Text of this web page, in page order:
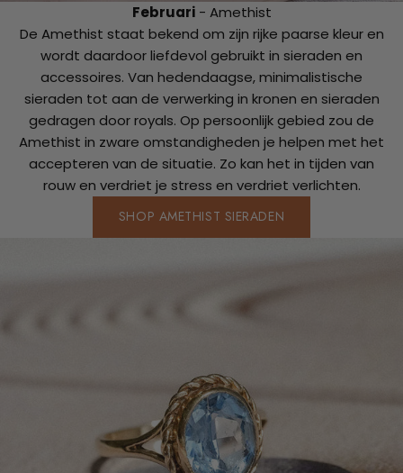
Februari- Amethist
De Amethist staat bekend om zijn rijke paarse kleur en
wordt daardoor liefdevol gebruikt in sieraden en
accessoires. Van hedendaagse, minimalistische
sieraden tot aan de verwerking in kronen en sieraden
gedragen door royals. Op persoonlijk gebied zou de
Amethist in zware omstandigheden je helpen met het
accepteren van de situatie. Zo kan het in tijden van
rouw en verdriet je stress en verdriet verlichten.
SHOP AMETHIST SIERADEN